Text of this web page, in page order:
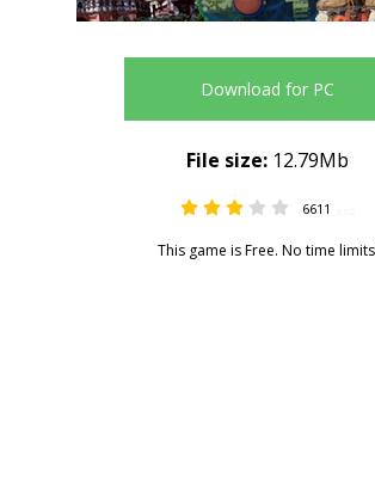
Download for PC
6611
This game is Free. No time
File size: 12.79Mb